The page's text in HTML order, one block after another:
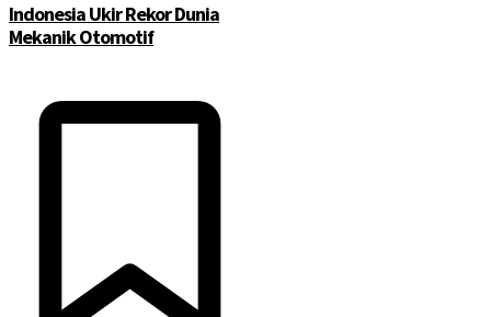
Indonesia Ukir Rekor Dunia
Mekanik Otomotif